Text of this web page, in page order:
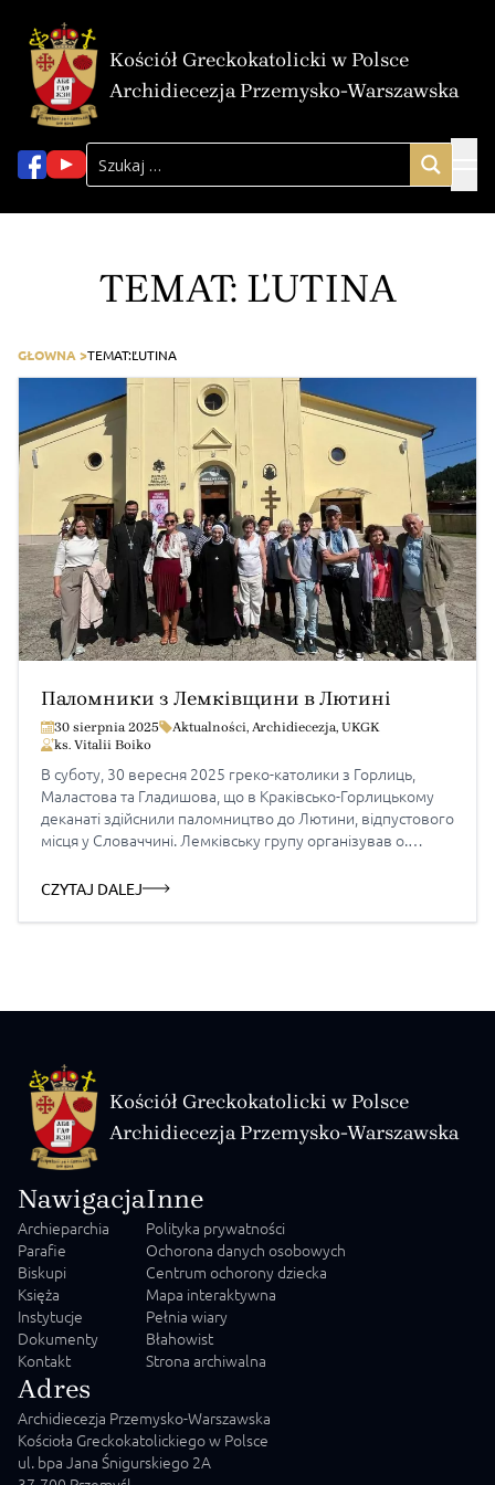
Kościół Greckokatolicki w Polsce
Archidiecezja Przemysko-Warszawska
TEMAT: ĽUTINA
GŁOWNA >TEMAT:ĽUTINA
Паломники з Лемківщини в Лютині
30 sierpnia 2025 Aktualności, Archidiecezja, UKGK
ks. Vitalii Boiko
В суботу, 30 вересня 2025 греко-католики з Горлиць,
Маластова та Гладишова, що в Краківсько-Горлицькому
деканаті здійснили паломництво до Лютини, відпустового
місця у Словаччині. Лемківську групу організував о.
Всеукраїнської прощі в Лютині. Архиєрейську
архиєпископ та митрополит Пряшівський, з пастирським
CZYTAJ DALEJ
Kościół Greckokatolicki w Polsce
Archidiecezja Przemysko-Warszawska
Nawigacja
Archieparchia
Parafie
Biskupi
Księża
Instytucje
Dokumenty
Kontakt
Inne
Polityka prywatności
Ochorona danych osobowych
Centrum ochorony dziecka
Mapa interaktywna
Pełnia wiary
Błahowist
Strona archiwalna
Adres
Archidiecezja Przemysko-Warszawska
Kościoła Greckokatolickiego w Polsce
ul. bpa Jana Śnigurskiego 2A